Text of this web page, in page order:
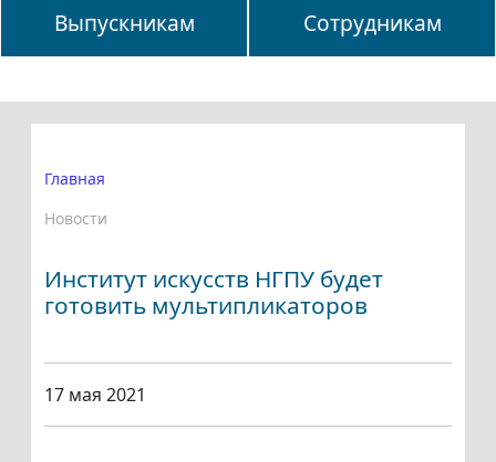
Выпускникам Сотрудникам
Главная
Новости
Институт искусств НГПУ будет
готовить мультипликаторов
17 мая 2021